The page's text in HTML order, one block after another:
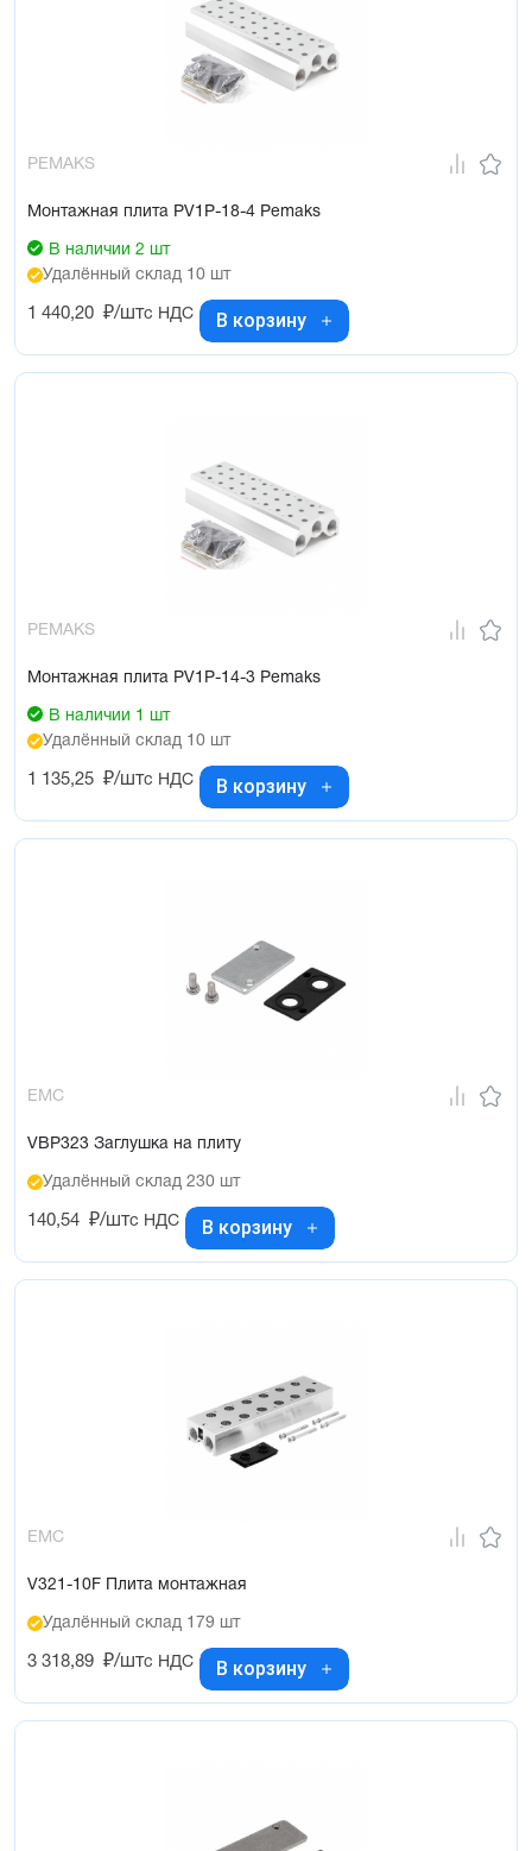
PEMAKS
Монтажная плита PV1P-18-4 Pemaks
В наличии 2 шт
Удалённый склад 10 шт
1 440,20 ₽/штс НДС В корзину
PEMAKS
Монтажная плита PV1P-14-3 Pemaks
В наличии 1 шт
Удалённый склад 10 шт
1 135,25 ₽/штс НДС В корзину
EMC
VBP323 Заглушка на плиту
Удалённый склад 230 шт
140,54 ₽/штс НДС В корзину
EMC
V321-10F Плита монтажная
Удалённый склад 179 шт
3 318,89 ₽/штс НДС В корзину